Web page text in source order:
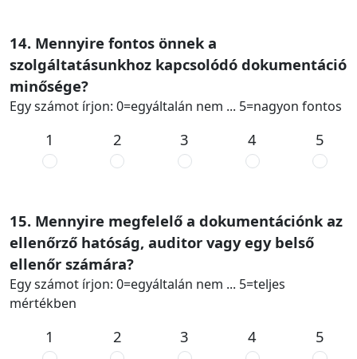
14. Mennyire fontos önnek a
szolgáltatásunkhoz kapcsolódó dokumentáció
minősége?
Egy számot írjon: 0=egyáltalán nem ... 5=nagyon fontos
1 2 3 4 5
15. Mennyire megfelelő a dokumentációnk az
ellenőrző hatóság, auditor vagy egy belső
ellenőr számára?
Egy számot írjon: 0=egyáltalán nem ... 5=teljes
mértékben
1 2 3 4 5